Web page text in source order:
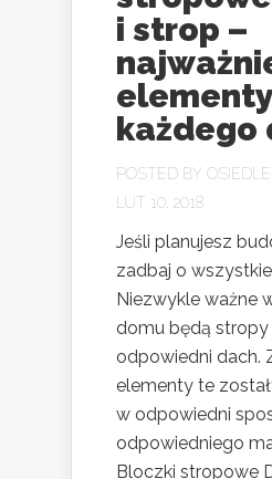
i strop –
elementy
każdego
POSTED BY
LUT 10, 2018
Jeśli planujesz
zadbaj o
Niezwykle ważne
domu będą stropy
odpowiedni dach.
elementy te
w odpowiedni
odpowiedniego
Bloczki stropowe